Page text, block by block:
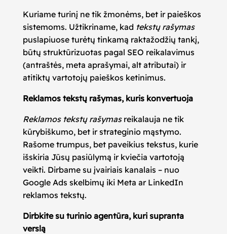
Kuriame turinį ne tik žmonėms, bet ir paieškos
sistemoms. Užtikriname, kad tekstų rašymas
puslapiuose turėtų tinkamą raktažodžių tankį,
būtų struktūrizuotas pagal SEO reikalavimus
(antraštės, meta aprašymai, alt atributai) ir
atitiktų vartotojų paieškos ketinimus.
Reklamos tekstų rašymas, kuris konvertuoja
Reklamos tekstų rašymasreikalauja ne tik
kūrybiškumo, bet ir strateginio mąstymo.
Rašome trumpus, bet paveikius tekstus, kurie
išskiria Jūsų pasiūlymą ir kviečia vartotoją
veikti. Dirbame su įvairiais kanalais – nuo
Google Ads skelbimų iki Meta ar LinkedIn
reklamos tekstų.
Dirbkite su turinio agentūra, kuri supranta
verslą